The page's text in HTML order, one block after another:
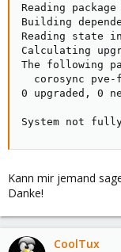
Reading
Building
Reading state
Calculating
The following
corosync pve-
0 upgraded, 0
System not
Kann mir jemand
Danke!
CoolTux